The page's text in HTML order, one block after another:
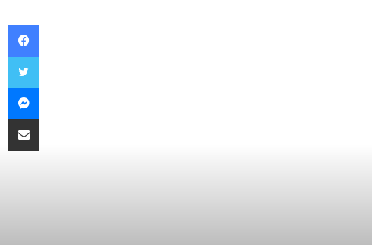
Facebook
Twitter
Messenger
Compartir vía Email